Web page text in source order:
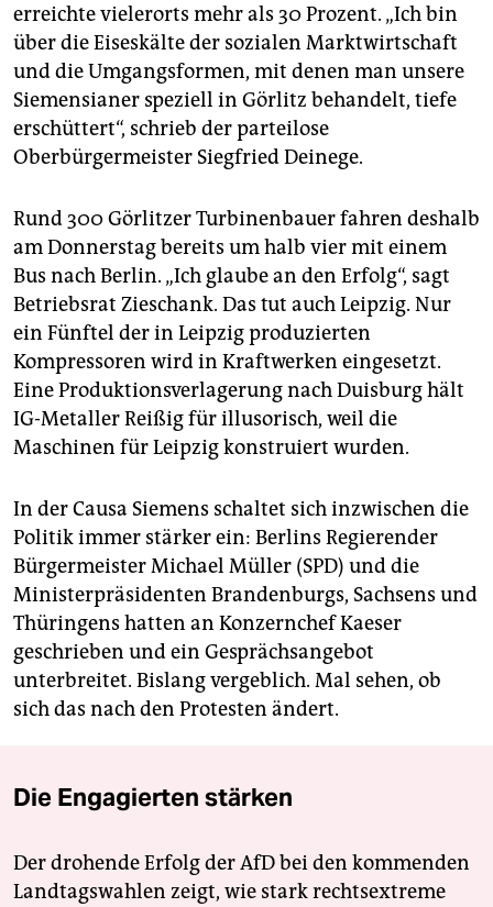
erreichte vielerorts mehr als 30 Prozent. „Ich bin
über die Eiseskälte der sozialen Marktwirtschaft
und die Umgangsformen, mit denen man unsere
Siemensianer speziell in Görlitz behandelt, tiefe
erschüttert“, schrieb der parteilose
Oberbürgermeister Siegfried Deinege.
Rund 300 Görlitzer Turbinenbauer fahren deshalb
am Donnerstag bereits um halb vier mit einem
Bus nach Berlin. „Ich glaube an den Erfolg“, sagt
Betriebsrat Zieschank. Das tut auch Leipzig. Nur
ein Fünftel der in Leipzig produzierten
Kompressoren wird in Kraftwerken eingesetzt.
Eine Produktionsverlagerung nach Duisburg hält
IG-Metaller Reißig für illusorisch, weil die
Maschinen für Leipzig konstruiert wurden.
In der Causa Siemens schaltet sich inzwischen die
Politik immer stärker ein: Berlins Regierender
Bürgermeister Michael Müller (SPD) und die
Ministerpräsidenten Brandenburgs, Sachsens und
Thüringens hatten an Konzernchef Kaeser
geschrieben und ein Gesprächsangebot
unterbreitet. Bislang vergeblich. Mal sehen, ob
sich das nach den Protesten ändert.
Die Engagierten stärken
Der drohende Erfolg der AfD bei den kommenden
Landtagswahlen zeigt, wie stark rechtsextreme